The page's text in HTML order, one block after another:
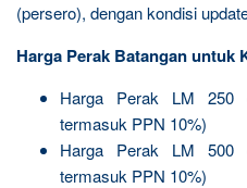
(persero), dengan kondisi
Harga Perak Batangan untuk
Harga Perak LM 250
termasuk PPN 10%)
Harga Perak LM 500
termasuk PPN 10%)